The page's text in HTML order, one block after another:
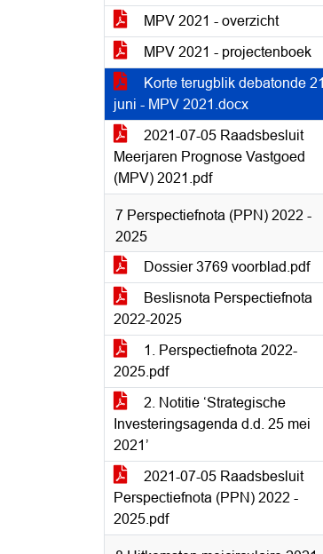
MPV 2021 - overzicht
MPV 2021 - projectenboek
Korte terugblik debatonde 21
juni - MPV 2021.docx
2021-07-05 Raadsbesluit
Meerjaren Prognose Vastgoed
(MPV) 2021.pdf
7 Perspectiefnota (PPN) 2022 -
2025
Dossier 3769 voorblad.pdf
Beslisnota Perspectiefnota
2022-2025
1. Perspectiefnota 2022-
2025.pdf
2. Notitie ‘Strategische
Investeringsagenda d.d. 25 mei
2021’
2021-07-05 Raadsbesluit
Perspectiefnota (PPN) 2022 -
2025.pdf